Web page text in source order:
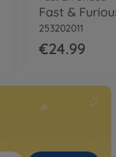
253202011
€24.99